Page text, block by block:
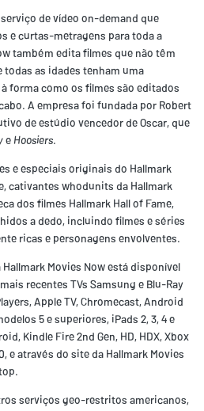
de vídeo on-demand que
e curtas-metragens para toda a
também edita filmes que não têm
as idades tenham uma
forma como os filmes são editados
A empresa foi fundada por Robert
de estúdio vencedor de Oscar, que
e Hoosiers.
e especiais originais do Hallmark
cativantes whodunits da Hallmark
dos filmes Hallmark Hall of Fame,
a dedo, incluindo filmes e séries
ricas e personagens envolventes.
Movies Now está disponível
recentes TVs Samsung e Blu-Ray
Apple TV, Chromecast, Android
5 e superiores, iPads 2, 3, 4 e
Kindle Fire 2nd Gen, HD, HDX, Xbox
e através do site da Hallmark Movies
serviços geo-restritos americanos,